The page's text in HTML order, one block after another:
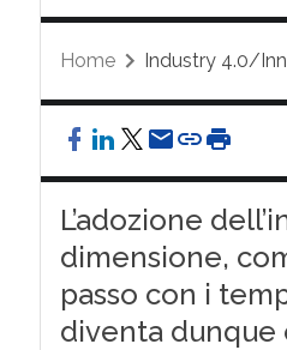
Home Industry 4.0/
L’adozione
dimensione,
passo con i
diventa dunque